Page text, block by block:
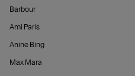
Barbour
Ami Paris
Anine Bing
Max Mara